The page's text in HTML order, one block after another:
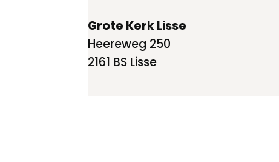
Grote Kerk Lisse
Heereweg 250
2161 BS Lisse